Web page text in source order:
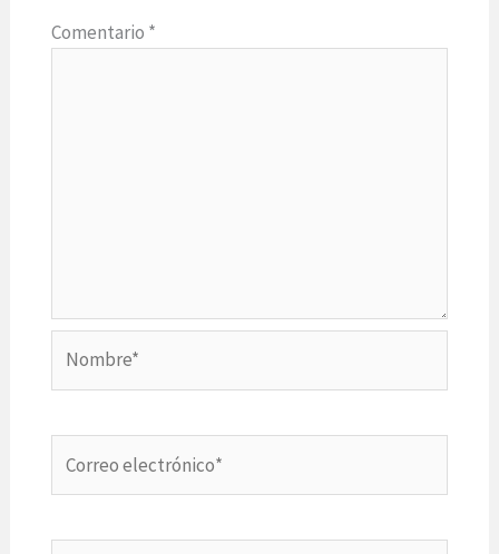
Comentario *
electrónico*